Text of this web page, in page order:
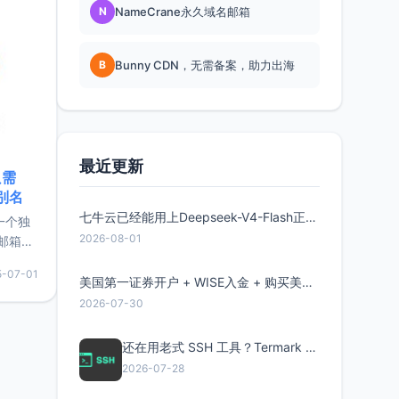
名
个独
箱等
较有
惠的
07-01
N NameCrane永久域名邮箱
B Bunny CDN，无需备案，助力出海
最近更新
七牛云已经能用上Deepseek-V4-Flash正式版了，点此领取300万Token
2026-08-01
美国第一证券开户 + WISE入金 + 购买美股全流程分享
2026-07-30
还在用老式 SSH 工具？Termark 新一代跨平台智能SSH客户端了解一下
2026-07-28